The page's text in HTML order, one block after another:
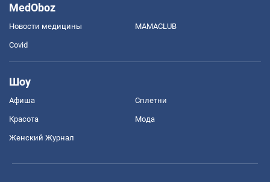
MedOboz
Новости медицины MAMACLUB
Covid
Шоу
Афиша Сплетни
Красота Мода
Женский Журнал